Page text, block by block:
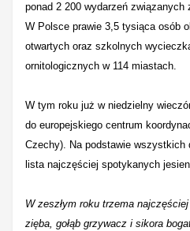
ponad 2 200 wydarzeń związanych
W Polsce prawie 3,5 tysiąca osób
otwartych oraz szkolnych
ornitologicznych w 114 miastach.
W tym roku już w niedzielny
do europejskiego centrum
Czechy). Na podstawie wszystkich
lista najczęściej spotykanych
W zeszłym roku trzema
zięba, gołąb grzywacz i sikora